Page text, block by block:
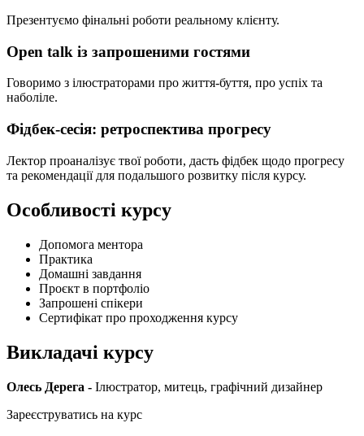
Презентуємо фінальні роботи реальному клієнту.
Open talk із запрошеними гостями
Говоримо з ілюстраторами про життя-буття, про успіх та
наболіле.
Фідбек-сесія: ретроспектива прогресу
Лектор проаналізує твої роботи, дасть фідбек щодо прогресу
та рекомендації для подальшого розвитку після курсу.
Особливості курсу
Допомога ментора
Практика
Домашні завдання
Проєкт в портфоліо
Запрошені спікери
Сертифікат про проходження курсу
Викладачі курсу
Олесь Дерега - Ілюстратор, митець, графічний дизайнер
Зареєструватись на курс